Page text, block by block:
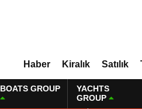
Haber Kiralık Satılık
BOATS GROUP
YACHTS
GROUP